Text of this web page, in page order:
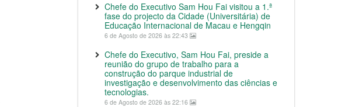
Chefe do Executivo Sam Hou Fai visitou a 1.ª
fase do projecto da Cidade (Universitária) de
Educação Internacional de Macau e Hengqin
6 de Agosto de 2026 às 22:43
Chefe do Executivo, Sam Hou Fai, preside a
reunião do grupo de trabalho para a
construção do parque industrial de
investigação e desenvolvimento das ciências e
tecnologias.
6 de Agosto de 2026 às 22:16